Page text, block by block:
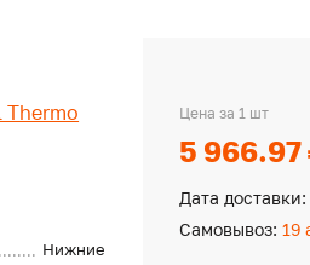
Thermo
Нижние
Цена за 1 шт
5 966.97
Дата доставки:
Самовывоз: 19